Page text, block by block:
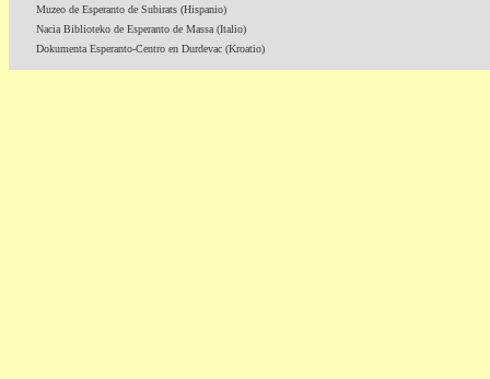
Muzeo de Esperanto de Subirats (Hispanio)
Nacia Biblioteko de Esperanto de Massa (Italio)
Dokumenta Esperanto-Centro en Durdevac (Kroatio)